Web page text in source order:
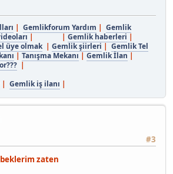
| Gemlikforum Yardım | Gemlik
| | Gemlik haberleri |
üye olmak| Gemlik şiirleri | Gemlik Tel
| Tanışma Mekanı | Gemlik İlan |
|
| Gemlik iş ilanı |
#3
zaten